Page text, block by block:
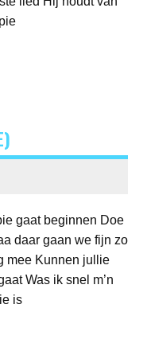
gaat beginnen Doe
daar gaan we fijn zo
mee Kunnen jullie
Was ik snel m’n
is